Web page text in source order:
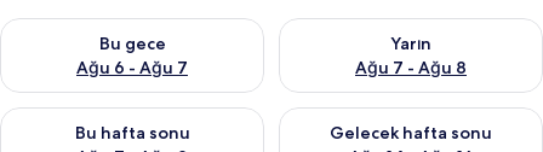
Bu gece
Ağu 6 - Ağu 7
Bu gece için müsaitliği kontrol et Ağu 6 - Ağu 7
Yarın
Ağu 7 - Ağu 8
Yarın için müsaitliği kontrol
Bu hafta sonu
Bu hafta sonu için müsaitliği kontrol et Ağu 7 - Ağu 9
Gelecek hafta sonu
Önümüzdeki hafta sonu için